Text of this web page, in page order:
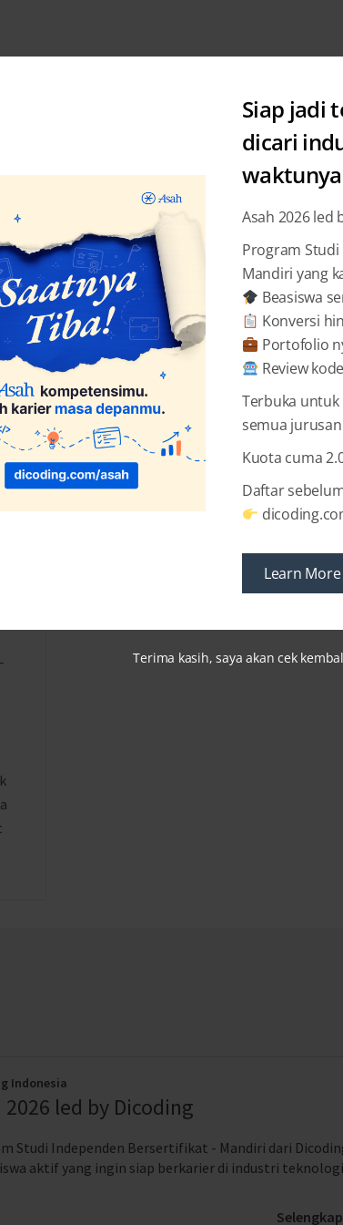
Posts by: Wahyu
Indonesia
2026 led by Dicoding
Studi Independen Bersertifikat - Mandiri dari
aktif yang ingin siap berkarier di industri
Siap jadi
dicari
Asah 2026 led
Program
Mandiri yang
Beasiswa
Konversi
Portofolio
Review
Terbuka untuk
semua
Kuota cuma
Daftar
Learn More
Terima kasih, saya akan cek